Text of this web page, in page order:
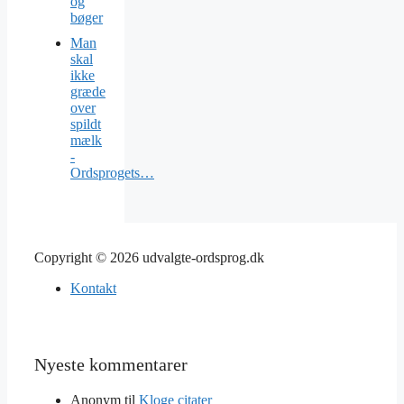
bøger
Man
skal
ikke
græde
over
spildt
mælk
-
Ordsprogets…
Copyright © 2026 udvalgte-ordsprog.dk
Kontakt
Nyeste kommentarer
Anonym til Kloge citater